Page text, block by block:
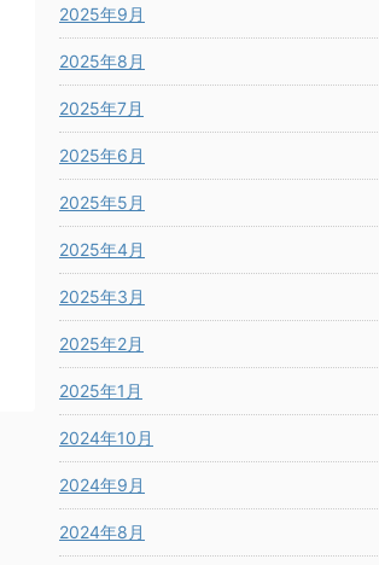
2025年9月
2025年8月
2025年7月
2025年6月
2025年5月
2025年4月
2025年3月
2025年2月
2025年1月
2024年10月
2024年9月
2024年8月